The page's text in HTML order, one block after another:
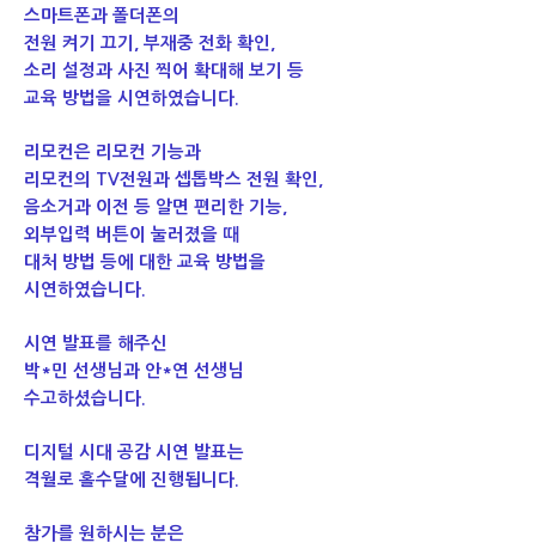
스마트폰과 폴더폰의
전원 켜기 끄기, 부재중 전화 확인,
소리 설정과 사진 찍어 확대해 보기 등
교육 방법을 시연하였습니다.
리모컨은 리모컨 기능과
리모컨의 TV전원과 셉톱박스 전원 확인,
음소거과 이전 등 알면 편리한 기능,
외부입력 버튼이 눌러졌을 때
대처 방법 등에 대한 교육 방법을
시연하였습니다.
시연 발표를 해주신
박*민 선생님과 안*연 선생님
수고하셨습니다.
디지털 시대 공감 시연 발표는
격월로 홀수달에 진행됩니다.
참가를 원하시는 분은